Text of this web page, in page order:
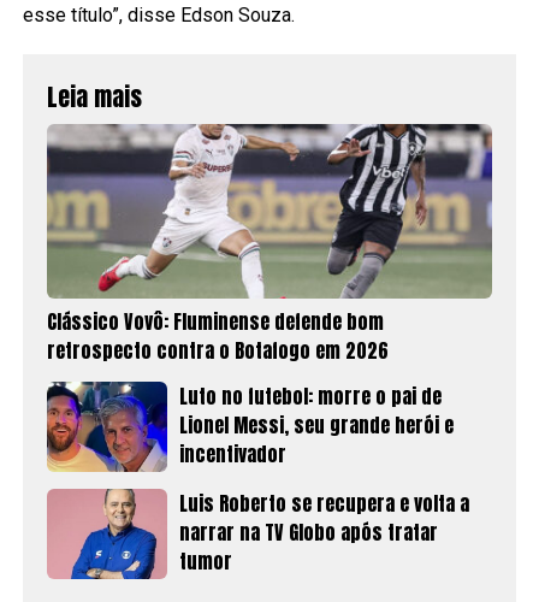
esse título”, disse Edson Souza.
Leia mais
Clássico Vovô: Fluminense defende bom
retrospecto contra o Botafogo em 2026
Luto no futebol: morre o pai de
Lionel Messi, seu grande herói e
incentivador
Luis Roberto se recupera e volta a
narrar na TV Globo após tratar
tumor